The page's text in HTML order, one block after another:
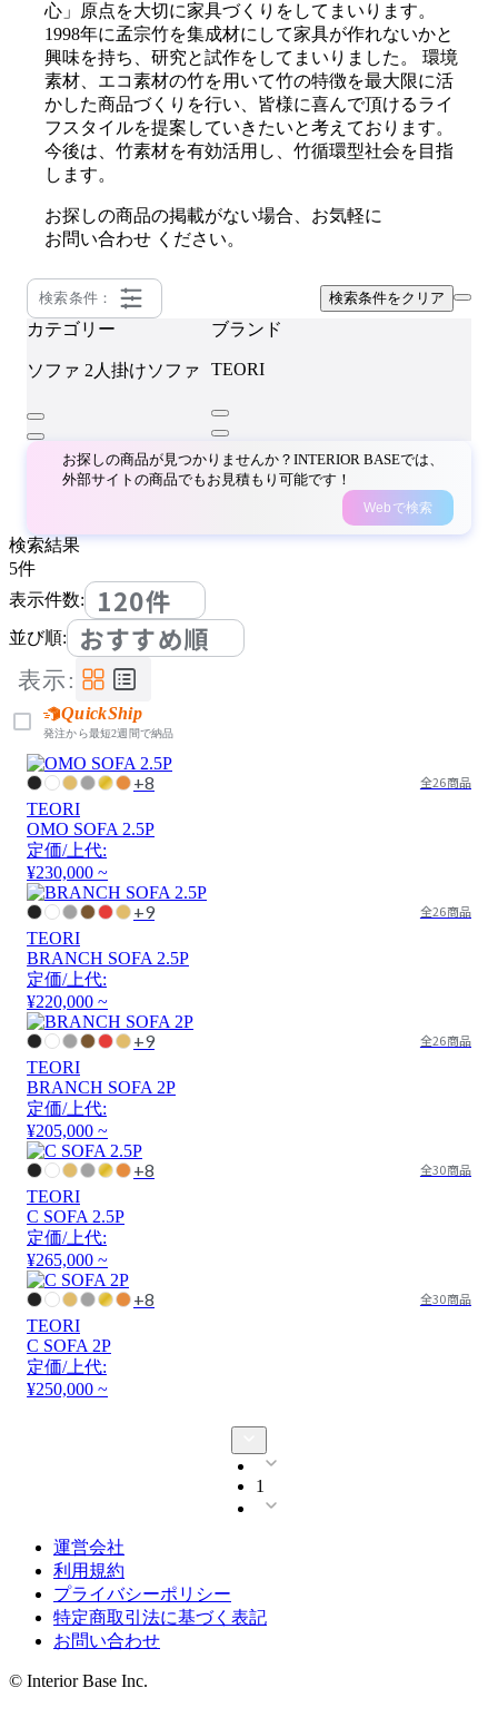
心」原点を大切に家具づくりをしてまいります。
1998年に孟宗竹を集成材にして家具が作れないかと
興味を持ち、研究と試作をしてまいりました。 環境
素材、エコ素材の竹を用いて竹の特徴を最大限に活
かした商品づくりを行い、皆様に喜んで頂けるライ
フスタイルを提案していきたいと考えております。
今後は、竹素材を有効活用し、竹循環型社会を目指
します。
お探しの商品の掲載がない場合、お気軽に
お問い合わせ ください。
検索条件： 検索条件をクリア
カテゴリー
ソファ 2人掛けソファ
ブランド
TEORI
お探しの商品が見つかりませんか？INTERIOR BASEでは、
外部サイトの商品でもお見積もり可能です！
Webで検索
検索結果
5件
表示件数:
120件
並び順: おすすめ順
表示:
QuickShip
発注から最短2週間で納品
+8 全26商品
TEORI
OMO SOFA 2.5P
定価/上代:
¥230,000 ~
+9 全26商品
TEORI
BRANCH SOFA 2.5P
定価/上代:
¥220,000 ~
+9 全26商品
TEORI
BRANCH SOFA 2P
定価/上代:
¥205,000 ~
+8 全30商品
TEORI
C SOFA 2.5P
定価/上代:
¥265,000 ~
+8 全30商品
TEORI
C SOFA 2P
定価/上代:
¥250,000 ~
1
運営会社
利用規約
プライバシーポリシー
特定商取引法に基づく表記
お問い合わせ
© Interior Base Inc.